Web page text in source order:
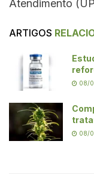
Atendimento
ARTIGOS
08/
08/